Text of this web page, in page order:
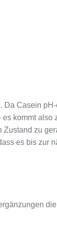
Da Casein
kommt also
zu
es bis zur